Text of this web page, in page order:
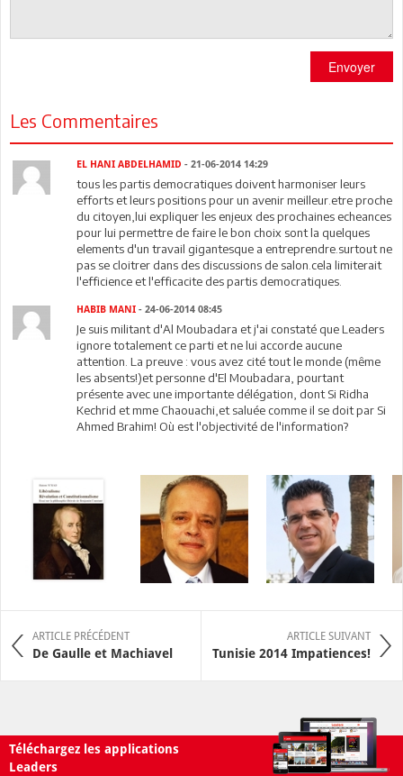
Envoyer
Les Commentaires
EL HANI ABDELHAMID - 21-06-2014 14:29
tous les partis democratiques doivent harmoniser leurs
efforts et leurs positions pour un avenir meilleur.etre proche
du citoyen,lui expliquer les enjeux des prochaines echeances
pour lui permettre de faire le bon choix sont la quelques
elements d'un travail gigantesque a entreprendre.surtout ne
pas se cloitrer dans des discussions de salon.cela limiterait
l'efficience et l'efficacite des partis democratiques.
HABIB MANI - 24-06-2014 08:45
Je suis militant d'Al Moubadara et j'ai constaté que Leaders
ignore totalement ce parti et ne lui accorde aucune
attention. La preuve : vous avez cité tout le monde (même
les absents!)et personne d'El Moubadara, pourtant
présente avec une importante délégation, dont Si Ridha
Kechrid et mme Chaouachi,et saluée comme il se doit par Si
Ahmed Brahim! Où est l'objectivité de l'information?
ARTICLE PRÉCÉDENT
De Gaulle et Machiavel
ARTICLE SUIVANT
Tunisie 2014 Impatiences!
Téléchargez les applications
Leaders